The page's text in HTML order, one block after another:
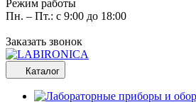
Режим работы
Пн. – Пт.: с 9:00 до 18:00
Заказать звонок
Каталог